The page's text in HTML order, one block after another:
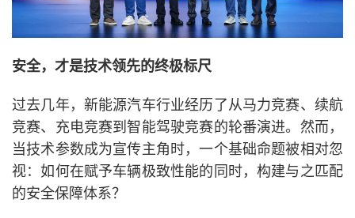
安全，才是技术领先的终极标尺
过去几年，新能源汽车行业经历了从马力竞赛、续航
竞赛、充电竞赛到智能驾驶竞赛的轮番演进。然而，
当技术参数成为宣传主角时，一个基础命题被相对忽
视：如何在赋予车辆极致性能的同时，构建与之匹配
的安全保障体系？